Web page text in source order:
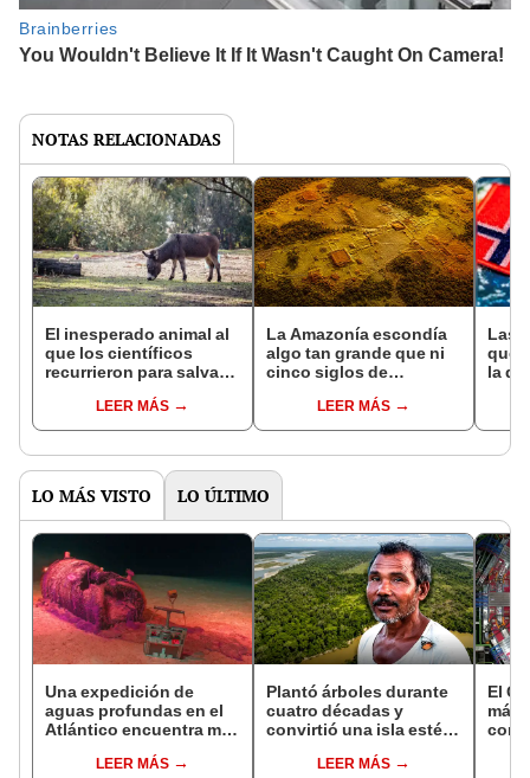
NOTAS RELACIONADAS
El inesperado animal al
que los científicos
recurrieron para salvar
reintroducción de un
asno salvaje está
en un paisaje con más
vida
LEER MÁS
La Amazonía escondía
algo tan grande que ni
cinco siglos de
encontrarlo: el hallazgo
podría cambiar todo lo
pasado
LEER MÁS
Las
que
la de
LO MÁS VISTO LO ÚLTIMO
Una expedición de
aguas profundas en el
Atlántico encuentra más
residuos radiactivos
LEER MÁS
Plantó árboles durante
cuatro décadas y
convirtió una isla estéril
hoy supera casi seis
LEER MÁS
El